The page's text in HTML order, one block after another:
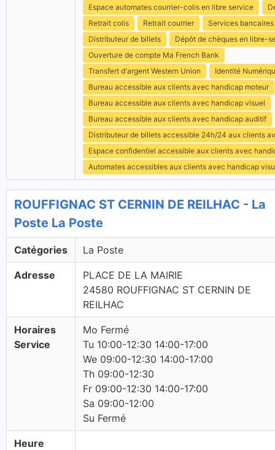
Espace automates courrier-colis en libre service
Retrait colis
Retrait courrier
Services bancaires
Distributeur de billets
Dépôt de chèques en libre-
Ouverture de compte Ma French Bank
Transfert d'argent Western Union
Identité
Bureau accessible aux clients avec handicap moteur
Bureau accessible aux clients avec handicap visuel
Bureau accessible aux clients avec handicap auditif
Distributeur de billets accessible 24h/24 aux clients
Espace confidentiel accessible aux clients avec
Automates accessibles aux clients avec handicap
ROUFFIGNAC ST CERNIN DE REILHAC - La
Poste La Poste
Catégories La Poste
Adresse
PLACE DE LA MAIRIE
24580 ROUFFIGNAC ST CERNIN DE
REILHAC
Horaires
Service
Mo Fermé
Tu 10:00-12:30 14:00-17:00
We 09:00-12:30 14:00-17:00
Th 09:00-12:30
Fr 09:00-12:30 14:00-17:00
Sa 09:00-12:00
Su Fermé
Heure